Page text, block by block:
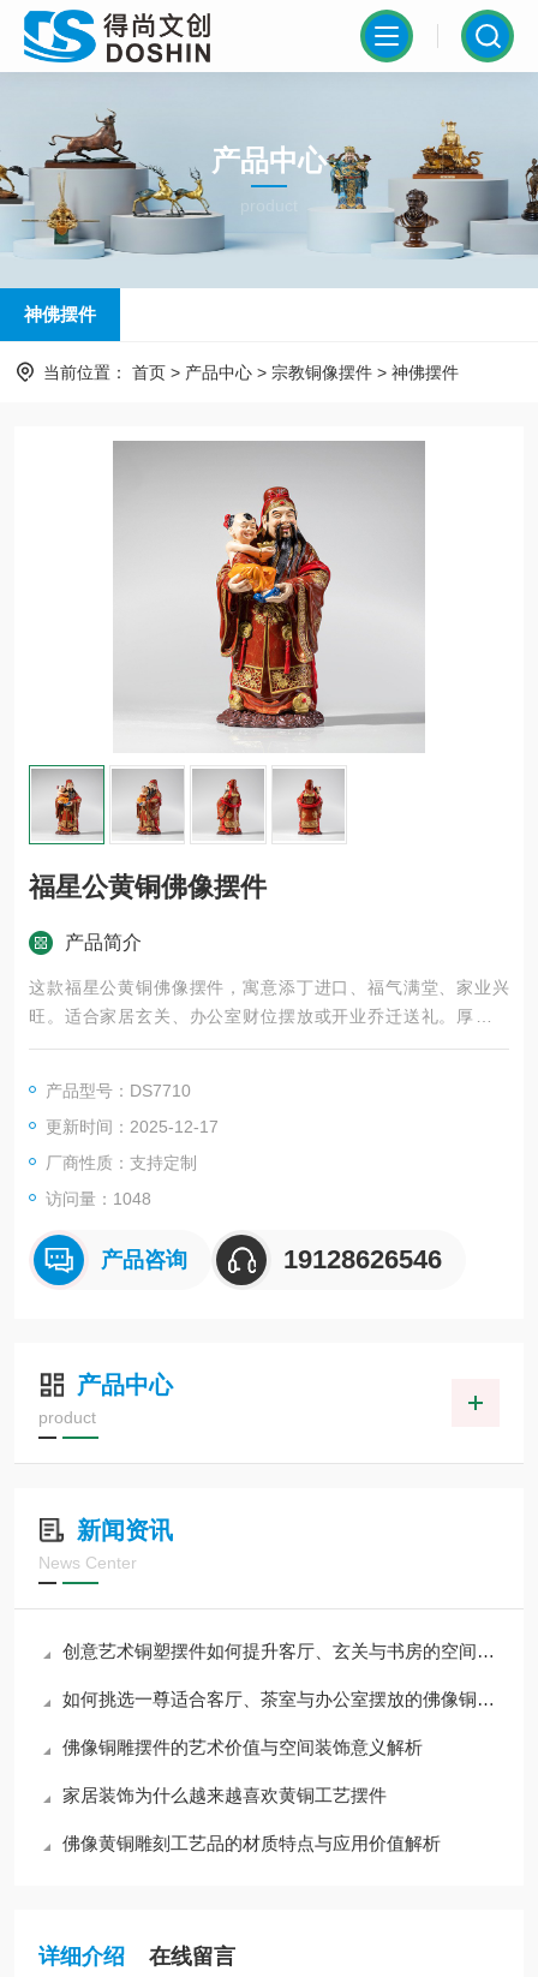
产品中心
神佛摆件
当前位置： 首页 > 产品中心 > 宗教铜像摆件 > 神佛摆件
福星公黄铜佛像摆件
产品简介
这款福星公黄铜佛像摆件，寓意添丁进口、福气满堂、家业兴
旺。适合家居玄关、办公室财位摆放或开业乔迁送礼。厚重质
感，镇宅旺运，助您福气临门，是不可多得的风水佳品。
产品型号：DS7710
更新时间：2025-12-17
厂商性质：支持定制
访问量： 1048
产品咨询 19128626546
产品中心
product
新闻资讯
News Center
创意艺术铜塑摆件如何提升客厅、玄关与书房的空间格调
如何挑选一尊适合客厅、茶室与办公室摆放的佛像铜雕摆件？
佛像铜雕摆件的艺术价值与空间装饰意义解析
家居装饰为什么越来越喜欢黄铜工艺摆件
佛像黄铜雕刻工艺品的材质特点与应用价值解析
详细介绍 在线留言